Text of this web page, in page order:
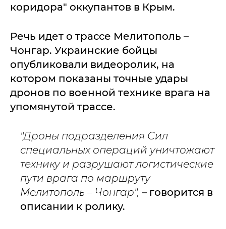
коридора" оккупантов в Крым.
Речь идет о трассе Мелитополь –
Чонгар. Украинские бойцы
опубликовали видеоролик, на
котором показаны точные удары
дронов по военной технике врага на
упомянутой трассе.
"Дроны подразделения Сил
специальных операций уничтожают
технику и разрушают логистические
пути врага по маршруту
Мелитополь – Чонгар", – говорится в
описании к ролику.